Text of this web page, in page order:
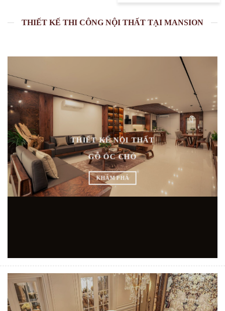
THIẾT KẾ THI CÔNG NỘI THẤT TẠI MANSION
THIẾT KẾ NỘI THẤT
GỖ ÓC CHÓ
KHÁM PHÁ